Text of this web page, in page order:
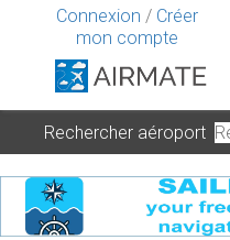
Connexion / Créer
mon compte
Rechercher aéroport